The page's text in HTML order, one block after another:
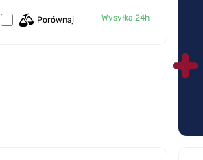
Porównaj Wysyłka 24h